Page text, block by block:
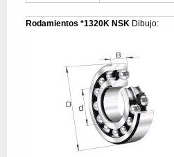
Rodamientos *1320K NSK Dibujo: